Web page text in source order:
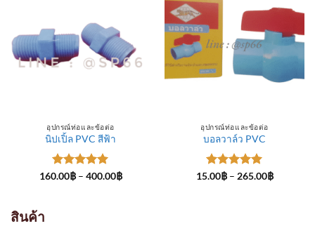
อุปกรณ์ท่อและข้อต่อ
นิปเปิ้ล PVC สีฟ้า
ให้คะแนน
160.00฿ – 400.00฿Price
อุปกรณ์ท่อและข้อต่อ
บอลวาล์ว PVC
ให้คะแนน
15.00฿ – 265.00฿Price
สินค้า